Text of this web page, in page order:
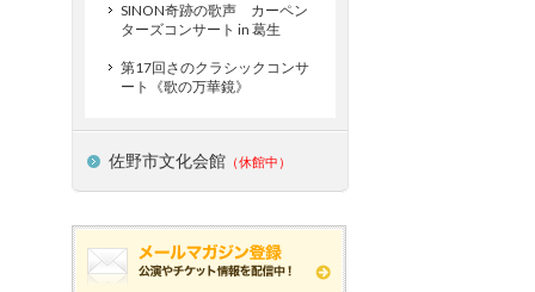
SINON奇跡の歌声 カーペン
ターズコンサート in 葛生
第17回さのクラシックコンサ
ート《歌の万華鏡》
佐野市文化会館 （休館中）